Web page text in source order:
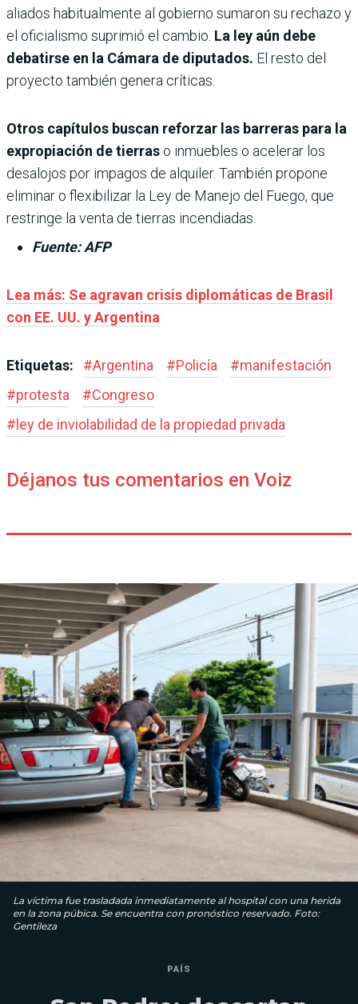
aliados habitualmente al gobierno sumaron su rechazo y
el oficialismo suprimió el cambio. La ley aún debe
debatirse en la Cámara de diputados. El resto del
proyecto también genera críticas.
Otros capítulos buscan reforzar las barreras para la
expropiación de tierras o inmuebles o acelerar los
desalojos por impagos de alquiler. También propone
eliminar o flexibilizar la Ley de Manejo del Fuego, que
restringe la venta de tierras incendiadas.
Fuente: AFP
Lea más: Se agravan crisis diplomáticas de Brasil
con EE. UU. y Argentina
Etiquetas: #Argentina #Policía #manifestación
#protesta #Congreso
#ley de inviolabilidad de la propiedad privada
Déjanos tus comentarios en Voiz
La víctima fue trasladada inmediatamente al hospital con una herida
en la zona púbica. Se encuentra con pronóstico reservado. Foto:
Gentileza
PAÍS